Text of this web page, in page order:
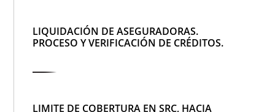
LIQUIDACIÓN DE ASEGURADORAS.
PROCESO Y VERIFICACIÓN DE CRÉDITOS.
LIMITE DE COBERTURA EN SRC, HACIA